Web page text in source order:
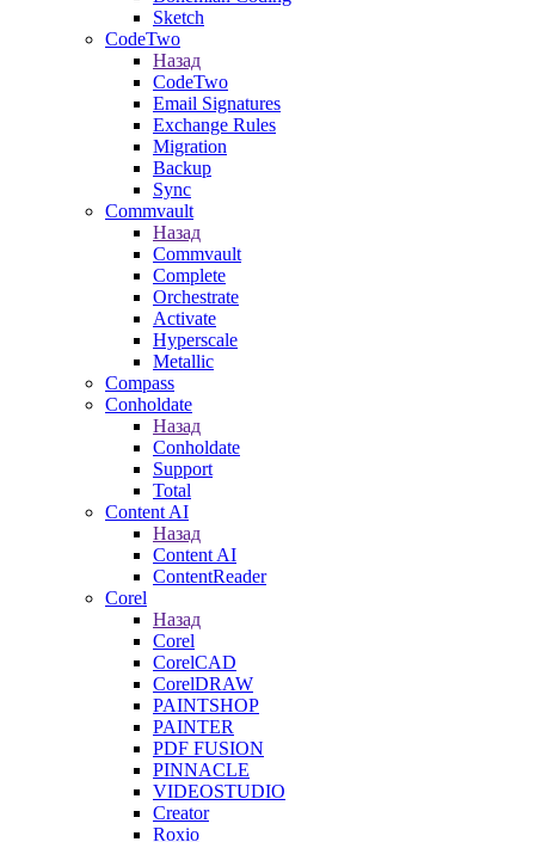
Sketch
CodeTwo
Назад
CodeTwo
Email Signatures
Exchange Rules
Migration
Backup
Sync
Commvault
Назад
Commvault
Complete
Orchestrate
Activate
Hyperscale
Metallic
Compass
Conholdate
Назад
Conholdate
Support
Total
Content AI
Назад
Content AI
ContentReader
Corel
Назад
Corel
CorelCAD
CorelDRAW
PAINTSHOP
PAINTER
PDF FUSION
PINNACLE
VIDEOSTUDIO
Creator
Roxio